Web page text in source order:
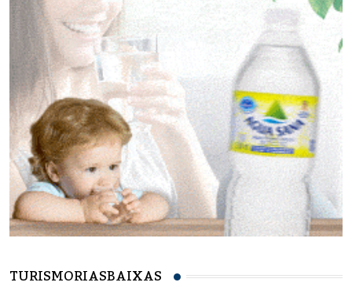
TURISMORIASBAIXAS